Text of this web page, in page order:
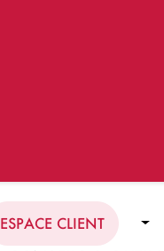
ESPACE CLIENT